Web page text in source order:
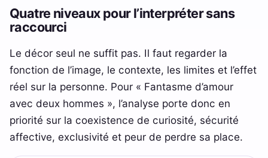
Quatre niveaux pour l’interpréter sans
raccourci
Le décor seul ne suffit pas. Il faut regarder la
fonction de l’image, le contexte, les limites et l’effet
réel sur la personne. Pour « Fantasme d’amour
avec deux hommes », l’analyse porte donc en
priorité sur la coexistence de curiosité, sécurité
affective, exclusivité et peur de perdre sa place.